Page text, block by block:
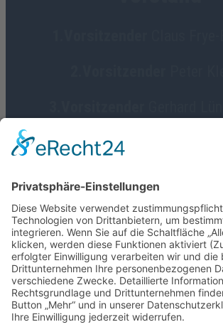
Geschäftsführerin
Social Media
HGV Emstek on
Impressum